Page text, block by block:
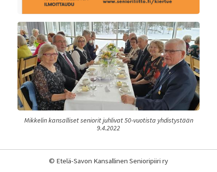
Mikkelin kansalliset seniorit juhlivat 50-vuotista yhdistystään
9.4.2022
© Etelä-Savon Kansallinen Senioripiiri ry